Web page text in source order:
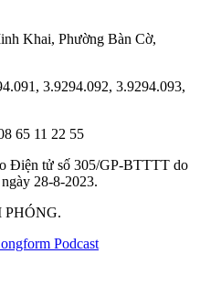
Khai, Phường Bàn Cờ,
3.9294.092, 3.9294.093,
65 11 22 55
Điện tử số 305/GP-BTTTT do
28-8-2023.
PHÓNG.
Podcast